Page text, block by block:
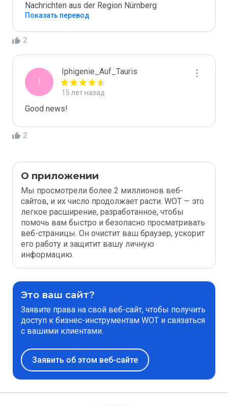
Nachrichten aus der Region Nürnberg
Показать перевод
2
I
Iphigenie_Auf_Tauris
15 лет назад
Good news!
2
О приложении
Мы просмотрели более 2 миллионов веб-
сайтов, и их число продолжает расти. WOT — это
легкое расширение, разработанное, чтобы
помочь вам быстро и безопасно просматривать
веб-страницы. Он очистит ваш браузер, ускорит
его работу и защитит вашу личную
информацию.
Это ваш сайт?
Заявите права на свой веб-сайт, чтобы получить
доступ к бизнес-инструментам WOT и связаться
с вашими клиентами.
Заявить об этом веб-сайте